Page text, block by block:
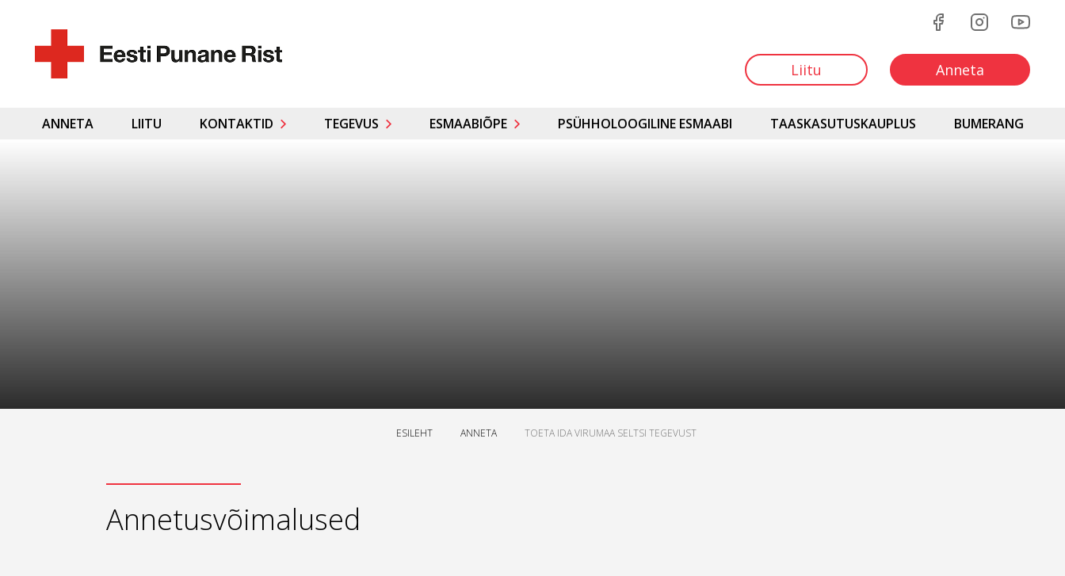
Liitu Anneta
ANNETA LIITU KONTAKTID TEGEVUS ESMAABIÕPE PSÜHHOLOOGILINE ESMAABI TAASKASUTUSKAUPLUS BUMERANG
ESILEHT ANNETA TOETA IDA VIRUMAA SELTSI TEGEVUST
Annetusvõimalused